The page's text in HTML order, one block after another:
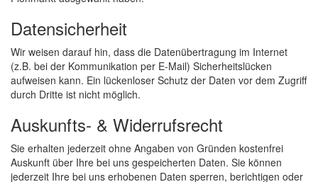
Datensicherheit
Wir weisen darauf hin, dass die Datenübertragung im Internet
(z.B. bei der Kommunikation per E-Mail) Sicherheitslücken
aufweisen kann. Ein lückenloser Schutz der Daten vor dem Zugriff
durch Dritte ist nicht möglich.
Auskunfts- & Widerrufsrecht
Sie erhalten jederzeit ohne Angaben von Gründen kostenfrei
Auskunft über Ihre bei uns gespeicherten Daten. Sie können
jederzeit Ihre bei uns erhobenen Daten sperren, berichtigen oder